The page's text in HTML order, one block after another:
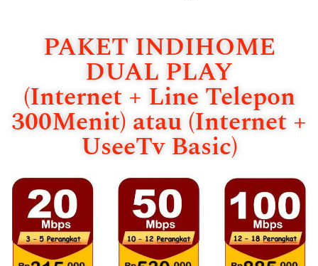
PAKET INDIHOME
DUAL PLAY
(Internet + Line Telepon
300Menit) atau (Internet +
UseeTv Basic)